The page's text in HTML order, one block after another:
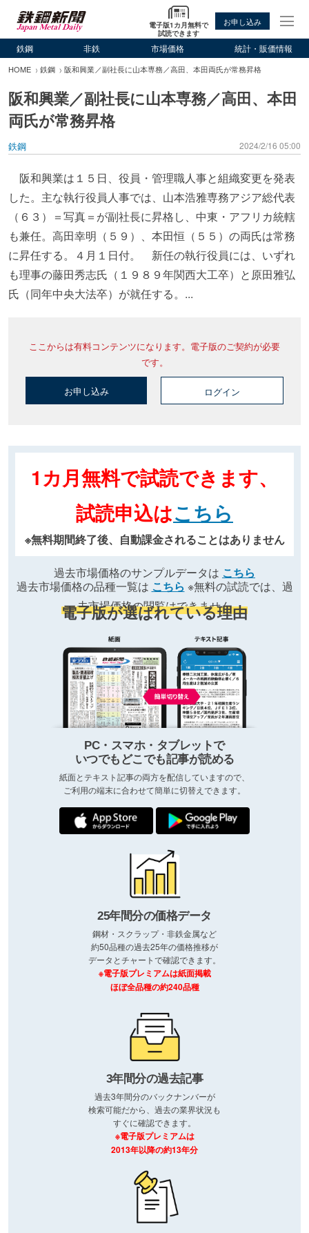
電子版1カ月無料で
試読できます
お申し込み
鉄鋼 非鉄 市場価格 統計・販価情報
HOME 鉄鋼 阪和興業／副社長に山本専務／高田、本田両氏が常務昇格
阪和興業／副社長に山本専務／高田、本田
両氏が常務昇格
鉄鋼 2024/2/16 05:00
阪和興業は１５日、役員・管理職人事と組織変更を発表
した。主な執行役員人事では、山本浩雅専務アジア総代表
（６３）＝写真＝が副社長に昇格し、中東・アフリカ統轄
も兼任。高田幸明（５９）、本田恒（５５）の両氏は常務
に昇任する。４月１日付。 新任の執行役員には、いずれ
も理事の藤田秀志氏（１９８９年関西大工卒）と原田雅弘
氏（同年中央大法卒）が就任する。...
ここからは有料コンテンツになります。電子版のご契約が必要
です。
お申し込み ログイン
1カ月無料で試読できます、
試読申込はこちら
※無料期間終了後、自動課金されることはありません
過去市場価格のサンプルデータは こちら
過去市場価格の品種一覧は こちら ※無料の試読では、過
去市場価格の閲覧はできません
電子版が選ばれている理由
PC・スマホ・タブレットで
いつでもどこでも記事が読める
紙面とテキスト記事の両方を配信していますので、
ご利用の端末に合わせて簡単に切替えできます。
25年間分の価格データ
鋼材・スクラップ・非鉄金属など
約50品種の過去25年の価格推移が
データとチャートで確認できます。
※電子版プレミアムは紙面掲載
ほぼ全品種の約240品種
3年間分の過去記事
過去3年間分のバックナンバーが
検索可能だから、過去の業界状況も
すぐに確認できます。
※電子版プレミアムは
2013年以降の約13年分